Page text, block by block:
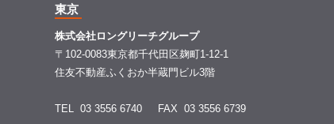
東京
株式会社ロングリーチグループ
〒102-0083東京都千代田区麹町1-12-1
住友不動産ふくおか半蔵門ビル3階
TEL 03 3556 6740 FAX 03 3556 6739